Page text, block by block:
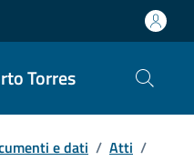
Torres
e dati / Atti /